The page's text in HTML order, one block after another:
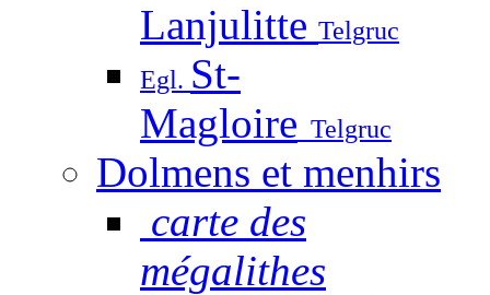
Lanjulitte Telgruc
Egl. St-
Magloire Telgruc
Dolmens et menhirs
carte des
mégalithes